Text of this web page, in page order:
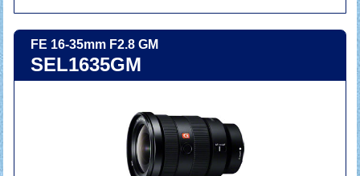
FE 16-35mm F2.8 GM
SEL1635GM